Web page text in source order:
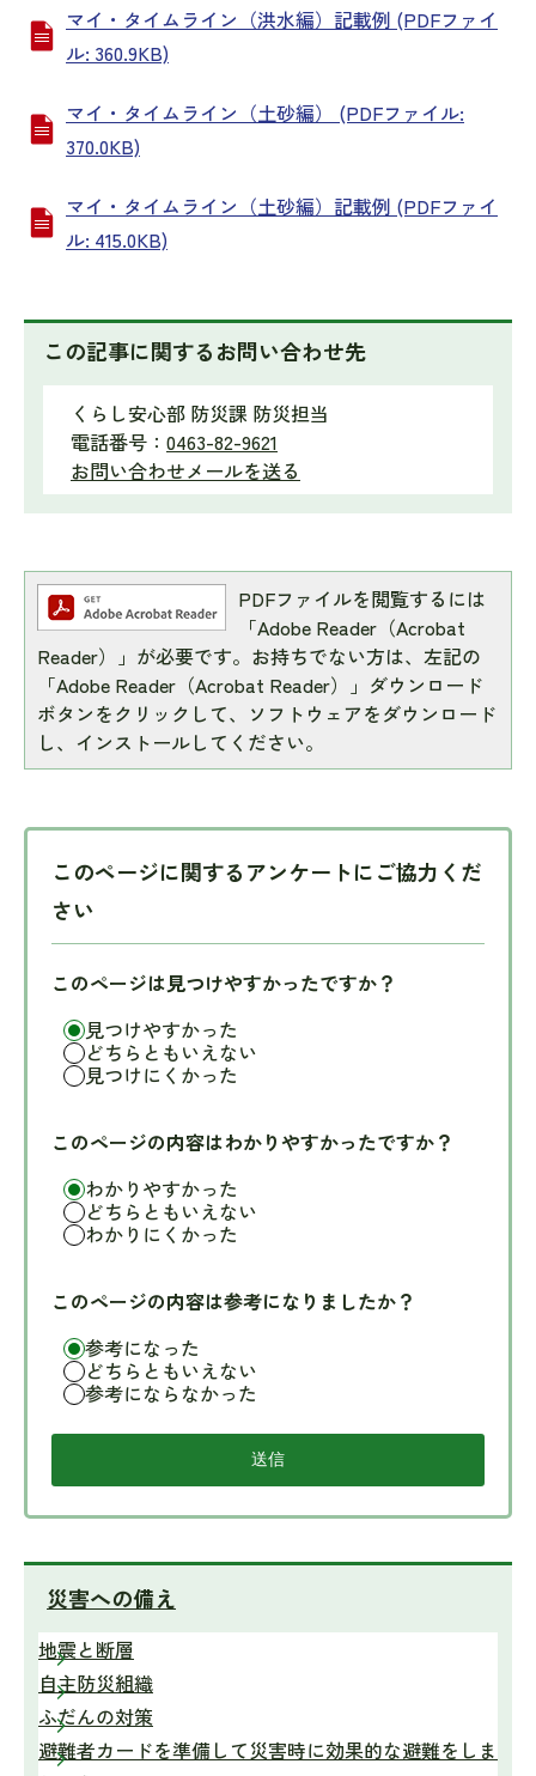
マイ・タイムライン（洪水編）記載例 (PDFファイ
ル: 360.9KB)
マイ・タイムライン（土砂編） (PDFファイル:
370.0KB)
マイ・タイムライン（土砂編）記載例 (PDFファイ
ル: 415.0KB)
この記事に関するお問い合わせ先
くらし安心部 防災課 防災担当
電話番号： 0463-82-9621
お問い合わせメールを送る
PDFファイルを閲覧するには
「Adobe Reader（Acrobat
Reader）」が必要です。お持ちでない方は、左記の
「Adobe Reader（Acrobat Reader）」ダウンロード
ボタンをクリックして、ソフトウェアをダウンロード
し、インストールしてください。
このページに関するアンケートにご協力くだ
さい
このページは見つけやすかったですか？
見つけやすかった
どちらともいえない
見つけにくかった
このページの内容はわかりやすかったですか？
わかりやすかった
どちらともいえない
わかりにくかった
このページの内容は参考になりましたか？
参考になった
どちらともいえない
参考にならなかった
災害への備え
地震と断層
自主防災組織
ふだんの対策
避難者カードを準備して災害時に効果的な避難をしま